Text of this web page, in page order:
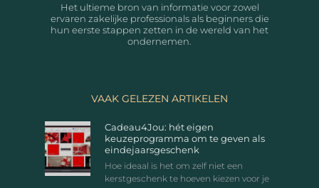
Het ultieme bron van informatie voor zowel
ervaren zakelijke professionals als beginners die
hun eerste stappen zetten in de wereld van het
ondernemen.
VAAK GELEZEN ARTIKELEN
Cadeau4Jou: hét eigen
keuzeprogramma om te geven als
eindejaarsgeschenk
Hoe ideaal is het om zelf niet een
kerstgeschenk te hoeven kiezen voor je